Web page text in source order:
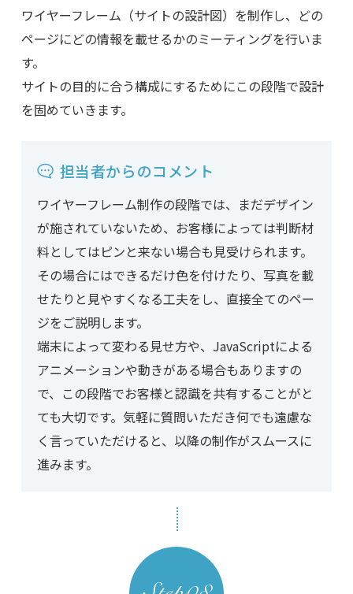
ワイヤーフレーム（サイトの設計図）を制作し、どの
ページにどの情報を載せるかのミーティングを行いま
す。
サイトの目的に合う構成にするためにこの段階で設計
を固めていきます。
担当者からのコメント
ワイヤーフレーム制作の段階では、まだデザイン
が施されていないため、お客様によっては判断材
料としてはピンと来ない場合も見受けられます。
その場合にはできるだけ色を付けたり、写真を載
せたりと見やすくなる工夫をし、直接全てのペー
ジをご説明します。
端末によって変わる見せ方や、JavaScriptによる
アニメーションや動きがある場合もありますの
で、この段階でお客様と認識を共有することがと
ても大切です。気軽に質問いただき何でも遠慮な
く言っていただけると、以降の制作がスムースに
進みます。